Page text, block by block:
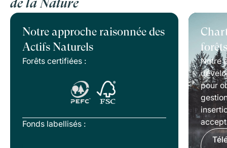
de la Nature
Notre approche raisonnée des
Actifs Naturels
Forêts certifiées :
Fonds labellisés :
Notre
pour